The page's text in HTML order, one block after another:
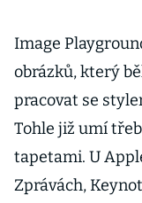
Image
obrázků, který
pracovat se
Tohle již umí
tapetami. U
Zprávách,